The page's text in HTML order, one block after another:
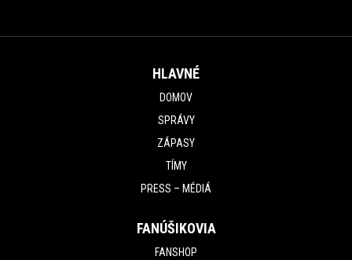
HLAVNÉ
DOMOV
SPRÁVY
ZÁPASY
TÍMY
PRESS – MÉDIÁ
FANÚŠIKOVIA
FANSHOP